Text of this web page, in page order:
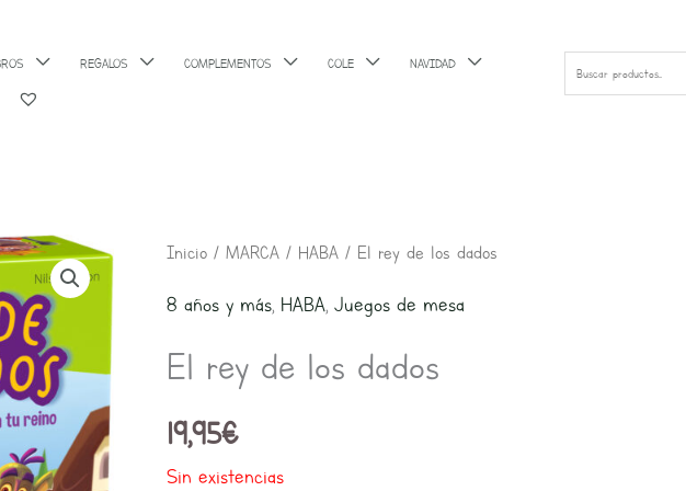
REGALOS COMPLEMENTOS COLE NAVIDAD
Inicio / MARCA / HABA / El rey de los dados
8 años y más, HABA, Juegos de mesa
El rey de los dados
19,95€
Sin existencias